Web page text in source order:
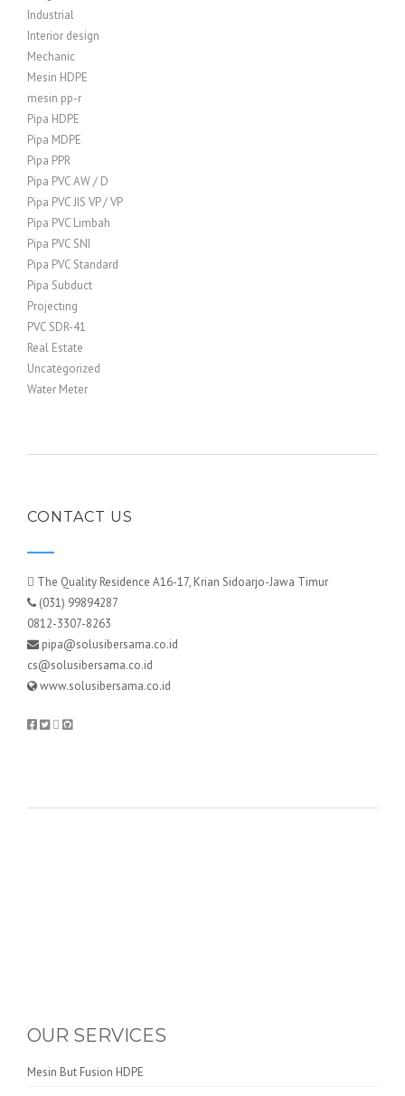
Industrial
Interior design
Mechanic
Mesin HDPE
mesin pp-r
Pipa HDPE
Pipa MDPE
Pipa PPR
Pipa PVC AW / D
Pipa PVC JIS VP / VP
Pipa PVC Limbah
Pipa PVC SNI
Pipa PVC Standard
Pipa Subduct
Projecting
PVC SDR-41
Real Estate
Uncategorized
Water Meter
CONTACT US
The Quality Residence A16-17, Krian Sidoarjo-Jawa Timur
(031) 99894287
0812-3307-8263
pipa@solusibersama.co.id
cs@solusibersama.co.id
www.solusibersama.co.id
OUR SERVICES
Mesin But Fusion HDPE